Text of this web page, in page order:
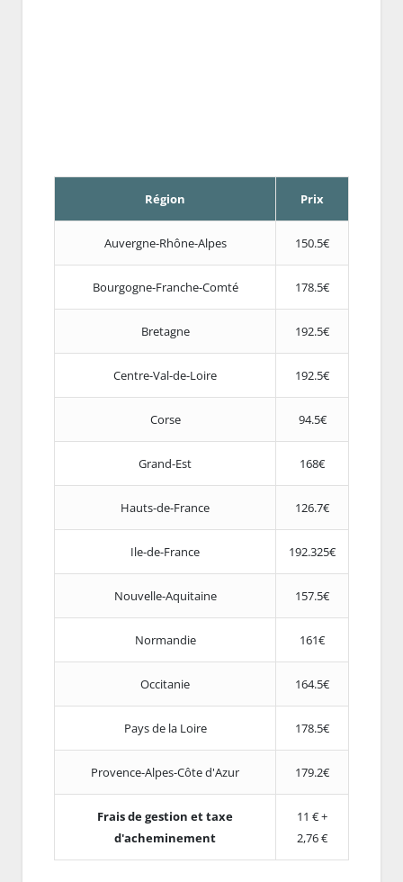
Région Prix
Auvergne-Rhône-Alpes 150.5€
Bourgogne-Franche-Comté 178.5€
Bretagne 192.5€
Centre-Val-de-Loire 192.5€
Corse 94.5€
Grand-Est 168€
Hauts-de-France 126.7€
Ile-de-France 192.325€
Nouvelle-Aquitaine 157.5€
Normandie 161€
Occitanie 164.5€
Pays de la Loire 178.5€
Provence-Alpes-Côte d'Azur 179.2€
Frais de gestion et taxe
d'acheminement
11 € +
2,76 €